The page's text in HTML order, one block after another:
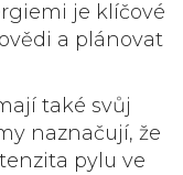
je klíčové
a plánovat
také svůj
naznačují, že
pylu ve